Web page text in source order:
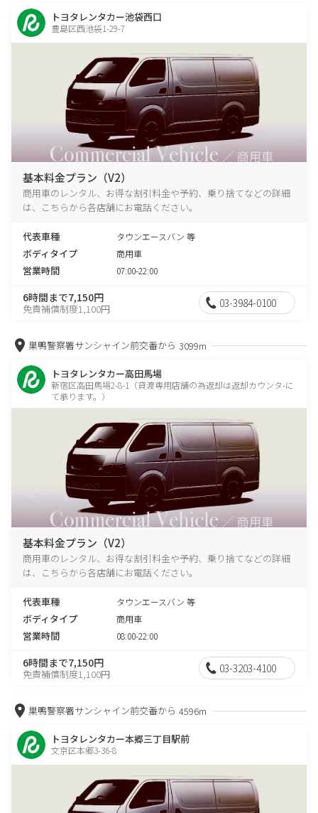
トヨタレンタカー池袋西口
豊島区西池袋1-29-7
基本料金プラン（V2）
商用車のレンタル、お得な割引料金や予約、乗り捨てなどの詳細
は、こちらから各店舗にお電話ください。
代表車種 タウンエースバン 等
ボディタイプ 商用車
営業時間 07:00-22:00
6時間まで7,150円
免責補償制度1,100円 03-3984-0100
巣鴨警察署サンシャイン前交番から 3099m
トヨタレンタカー高田馬場
新宿区高田馬場2-8-1（貸渡専用店舗の為返却は返却カウンタ-に
て承ります。）
基本料金プラン（V2）
商用車のレンタル、お得な割引料金や予約、乗り捨てなどの詳細
は、こちらから各店舗にお電話ください。
代表車種 タウンエースバン 等
ボディタイプ 商用車
営業時間 08:00-22:00
6時間まで7,150円
免責補償制度1,100円 03-3203-4100
巣鴨警察署サンシャイン前交番から 4596m
トヨタレンタカー本郷三丁目駅前
文京区本郷3-36-8